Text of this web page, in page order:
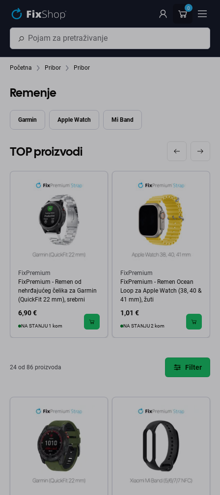
0
Početna Pribor Pribor
Remenje
Garmin Apple Watch Mi Band
TOP proizvodi
FixPremium
FixPremium - Remen od
nehrđajućeg čelika za Garmin
(QuickFit 22 mm), srebrni
6,90 €
NA STANJU 1 kom
FixPremium
FixPremium - Remen Ocean
Loop za Apple Watch (38, 40 &
41 mm), žuti
1,01 €
NA STANJU 2 kom
24 od 86 proizvoda Filter